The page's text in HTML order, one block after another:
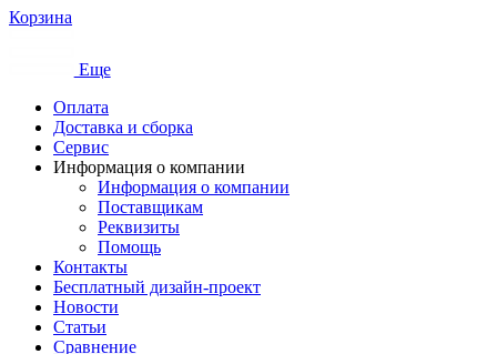
Корзина
Еще
Оплата
Доставка и сборка
Сервис
Информация о компании
Информация о компании
Поставщикам
Реквизиты
Помощь
Контакты
Бесплатный дизайн-проект
Новости
Статьи
Сравнение